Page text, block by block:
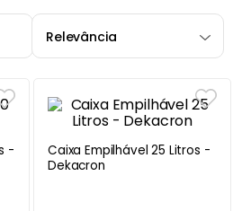
Relevância
-
Caixa Empilhável 25 Litros -
Dekacron